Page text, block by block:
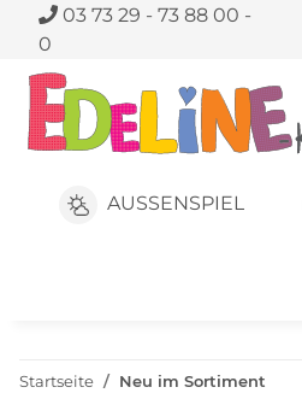
03 73 29 - 73 88 00 -
0
AUSSENSPIEL
Startseite Neu im Sortiment